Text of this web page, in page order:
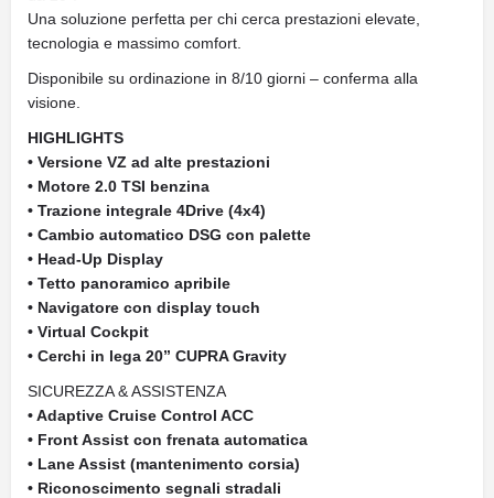
Una soluzione perfetta per chi cerca prestazioni elevate,
tecnologia e massimo comfort.
Disponibile su ordinazione in 8/10 giorni – conferma alla
visione.
HIGHLIGHTS
• Versione VZ ad alte prestazioni
• Motore 2.0 TSI benzina
• Trazione integrale 4Drive (4x4)
• Cambio automatico DSG con palette
• Head-Up Display
• Tetto panoramico apribile
• Navigatore con display touch
• Virtual Cockpit
• Cerchi in lega 20” CUPRA Gravity
SICUREZZA & ASSISTENZA
• Adaptive Cruise Control ACC
• Front Assist con frenata automatica
• Lane Assist (mantenimento corsia)
• Riconoscimento segnali stradali